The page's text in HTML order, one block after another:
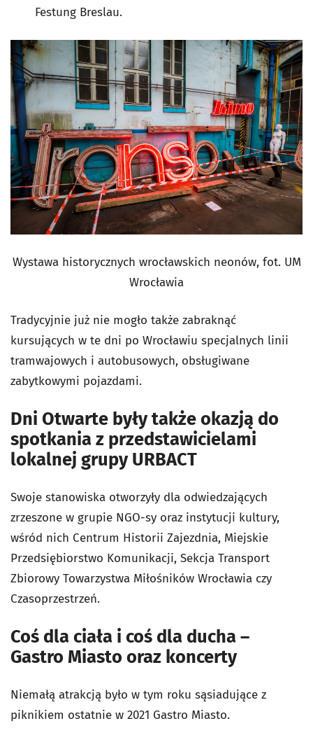
Festung Breslau.
Wystawa historycznych wrocławskich neonów, fot. UM
Wrocławia
Tradycyjnie już nie mogło także zabraknąć
kursujących w te dni po Wrocławiu specjalnych linii
tramwajowych i autobusowych, obsługiwane
zabytkowymi pojazdami.
Dni Otwarte były także okazją do
spotkania z przedstawicielami
lokalnej grupy URBACT
Swoje stanowiska otworzyły dla odwiedzających
zrzeszone w grupie NGO-sy oraz instytucji kultury,
wśród nich Centrum Historii Zajezdnia, Miejskie
Przedsiębiorstwo Komunikacji, Sekcja Transport
Zbiorowy Towarzystwa Miłośników Wrocławia czy
Czasoprzestrzeń.
Coś dla ciała i coś dla ducha –
Gastro Miasto oraz koncerty
Niemałą atrakcją było w tym roku sąsiadujące z
piknikiem ostatnie w 2021 Gastro Miasto.